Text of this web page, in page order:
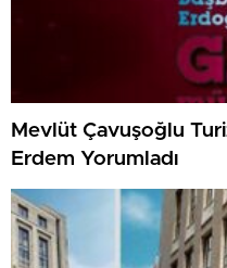
Mevlüt Çavuşoğlu
Erdem Yorumladı